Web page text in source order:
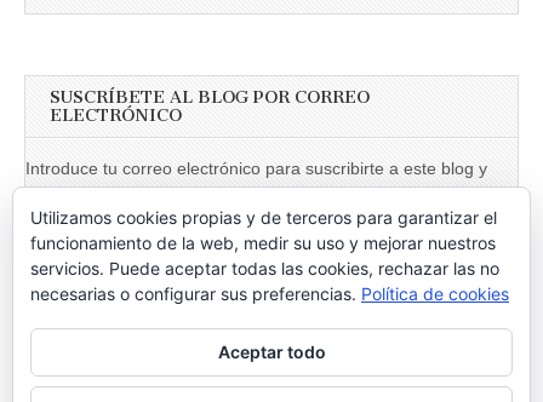
SUSCRÍBETE AL BLOG POR CORREO
ELECTRÓNICO
Introduce tu correo electrónico para suscribirte a este blog y
Dirección
de
email
Únete a otros 246 suscriptores
Utilizamos cookies propias y de terceros para garantizar el
funcionamiento de la web, medir su uso y mejorar nuestros
servicios. Puede aceptar todas las cookies, rechazar las no
necesarias o configurar sus preferencias. Política de cookies
Aceptar todo